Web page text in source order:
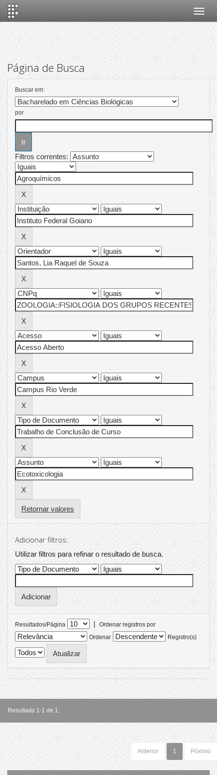
Página de Busca
Buscar em:
por
Filtros correntes:
Retornar valores
Adicionar filtros:
Utilizar filtros para refinar o resultado de busca.
Resultados/Página |
Ordenar registros por
Ordenar
Registro(s)
Resultado 1-1 de 1.
Anterior 1 Póximo